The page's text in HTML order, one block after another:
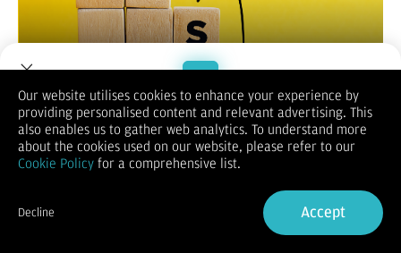
Dalam menjalankan sebuah bisnis atau proyek, menyusun
rencana anggaran pengeluaran adalah langkah pertama yang
krusial. Angka-angka di atas kertas tersebut memberikan
realitas di lapangan sering kali berbicara lain.
Harga bahan baku bisa tiba-tiba melonjak, mesin produksi
mungkin mengalami kerusakan mendadak yang membutuhkan
Welcome to Dupoin.
Trade with a Trusted Broker
Sign in
Our website utilises cookies to enhance your experience by
providing personalised content and relevant advertising. This
also enables us to gather web analytics. To understand more
about the cookies used on our website, please refer to our
Cookie Policy for a comprehensive list.
Decline Accept